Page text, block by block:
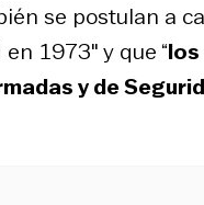
se postulan a
1973″ y que “
y de